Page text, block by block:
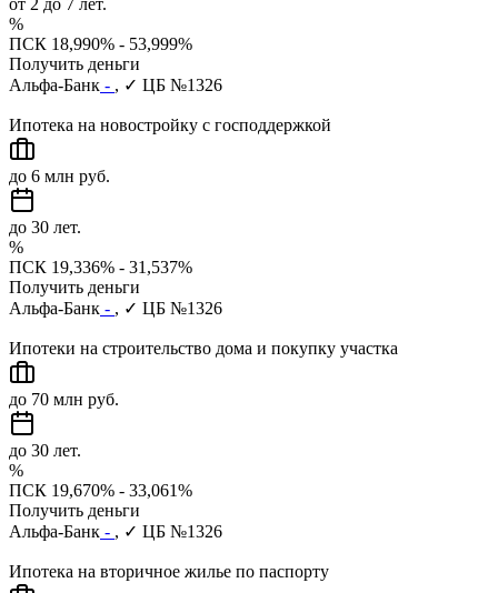
%
ПСК 18,990% - 53,999%
Получить деньги
Альфа-Банк - , ✓ ЦБ №1326
Ипотека на новостройку с господдержкой
до 6 млн руб.
до 30 лет.
%
ПСК 19,336% - 31,537%
Получить деньги
Альфа-Банк - , ✓ ЦБ №1326
Ипотеки на строительство дома и покупку участка
до 70 млн руб.
до 30 лет.
%
ПСК 19,670% - 33,061%
Получить деньги
Альфа-Банк - , ✓ ЦБ №1326
Ипотека на вторичное жилье по паспорту